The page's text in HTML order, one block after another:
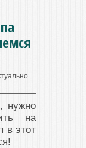
нужно
на
в этот